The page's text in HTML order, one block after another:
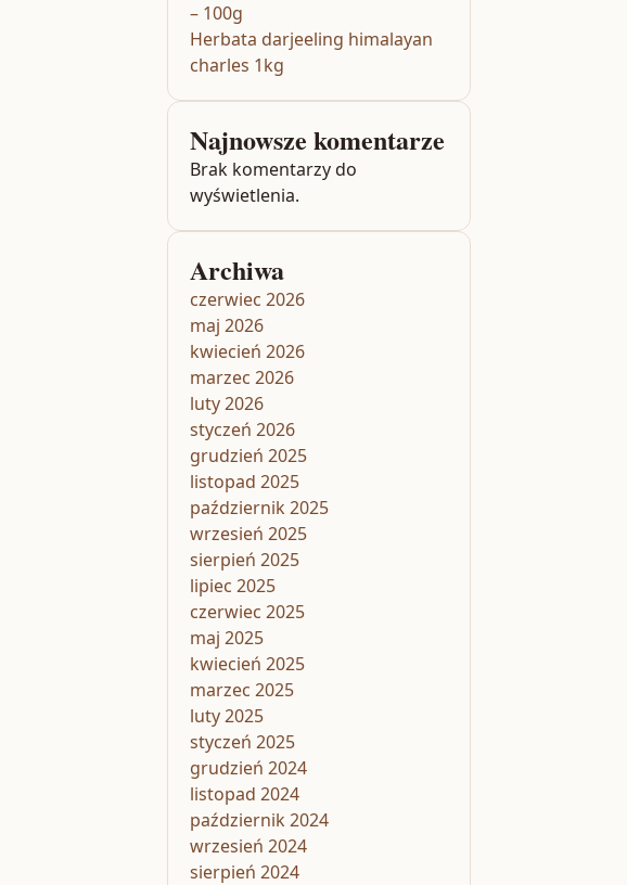
– 100g
Herbata darjeeling himalayan
charles 1kg
Najnowsze komentarze
Brak komentarzy do
wyświetlenia.
Archiwa
czerwiec 2026
maj 2026
kwiecień 2026
marzec 2026
luty 2026
styczeń 2026
grudzień 2025
listopad 2025
październik 2025
wrzesień 2025
sierpień 2025
lipiec 2025
czerwiec 2025
maj 2025
kwiecień 2025
marzec 2025
luty 2025
styczeń 2025
grudzień 2024
listopad 2024
październik 2024
wrzesień 2024
sierpień 2024